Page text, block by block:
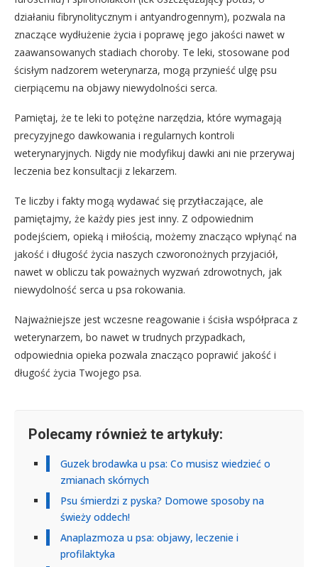
działaniu fibrynolitycznym i antyandrogennym), pozwala na
znaczące wydłużenie życia i poprawę jego jakości nawet w
zaawansowanych stadiach choroby. Te leki, stosowane pod
ścisłym nadzorem weterynarza, mogą przynieść ulgę psu
cierpiącemu na objawy niewydolności serca.
Pamiętaj, że te leki to potężne narzędzia, które wymagają
precyzyjnego dawkowania i regularnych kontroli
weterynaryjnych. Nigdy nie modyfikuj dawki ani nie przerywaj
leczenia bez konsultacji z lekarzem.
Te liczby i fakty mogą wydawać się przytłaczające, ale
pamiętajmy, że każdy pies jest inny. Z odpowiednim
podejściem, opieką i miłością, możemy znacząco wpłynąć na
jakość i długość życia naszych czworonożnych przyjaciół,
nawet w obliczu tak poważnych wyzwań zdrowotnych, jak
niewydolność serca u psa rokowania.
Najważniejsze jest wczesne reagowanie i ścisła współpraca z
weterynarzem, bo nawet w trudnych przypadkach,
odpowiednia opieka pozwala znacząco poprawić jakość i
długość życia Twojego psa.
Polecamy również te artykuły:
Guzek brodawka u psa: Co musisz wiedzieć o
zmianach skórnych
Psu śmierdzi z pyska? Domowe sposoby na
świeży oddech!
Anaplazmoza u psa: objawy, leczenie i
profilaktyka